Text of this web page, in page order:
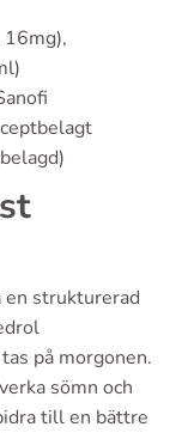
16mg),
strukturerad
på morgonen.
sömn och
till en bättre